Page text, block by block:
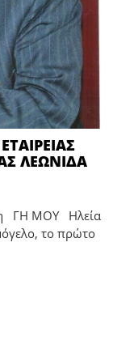
ΛΕΩΝΙΔΑ
ΓΗ ΜΟΥ Ηλεία
το πρώτο